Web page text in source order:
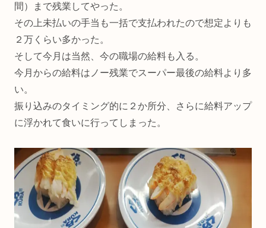
間）まで残業してやった。
その上未払いの手当も一括で支払われたので想定よりも
２万くらい多かった。
そして今月は当然、今の職場の給料も入る。
今月からの給料はノー残業でスーパー最後の給料より多
い。
振り込みのタイミング的に２か所分、さらに給料アップ
に浮かれて食いに行ってしまった。